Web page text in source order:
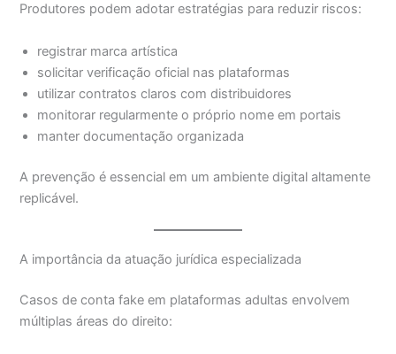
Produtores podem adotar estratégias para reduzir riscos:
registrar marca artística
solicitar verificação oficial nas plataformas
utilizar contratos claros com distribuidores
monitorar regularmente o próprio nome em portais
manter documentação organizada
A prevenção é essencial em um ambiente digital altamente
replicável.
A importância da atuação jurídica especializada
Casos de conta fake em plataformas adultas envolvem
múltiplas áreas do direito: